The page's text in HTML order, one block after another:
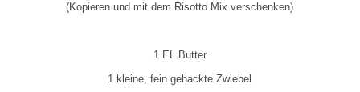
(Kopieren und mit dem Risotto Mix verschenken)
1 EL Butter
1 kleine, fein gehackte Zwiebel